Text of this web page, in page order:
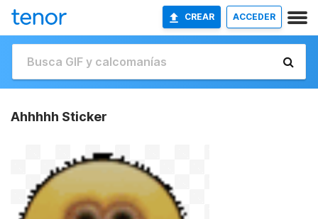
CREAR ACCEDER
Ahhhhh Sticker